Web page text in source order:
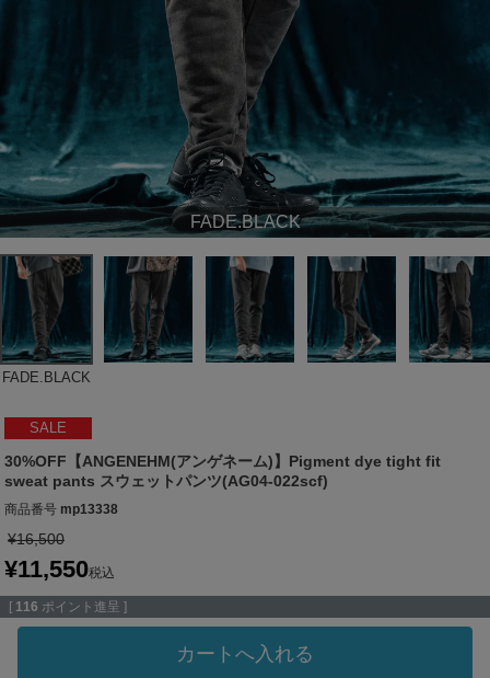
FADE.BLACK
FADE.BLACK
SALE
30%OFF【ANGENEHM(アンゲネーム)】Pigment dye tight fit
sweat pants スウェットパンツ(AG04-022scf)
商品番号 mp13338
¥16,500
¥11,550税込
[ 116 ポイント進呈 ]
カートへ入れる